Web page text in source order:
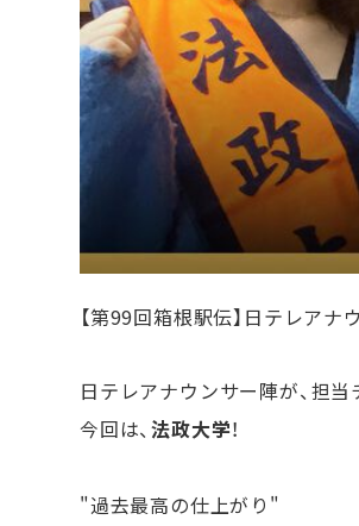
【第99回箱根駅伝】日テレア
日テレアナウンサー陣が、担
今回は、法政大学！
"過去最高の仕上がり"